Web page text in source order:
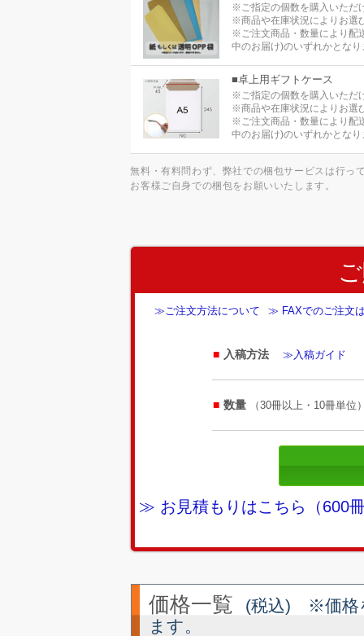
※ご指定の個数を購入いただ
※商品や在庫状況によりお選
※ご注文商品・数量により配
中のお届け)のいずれかとなり
■卓上用ギフトケース
※ご指定の個数を購入いただ
※商品や在庫状況によりお選
※ご注文商品・数量により配
中のお届け)のいずれかとなり
無料・有料問わず、弊社での梱包サービスは行っ
お客様ご自身での梱包をお願いいたします。
≫ご注文方法について ≫ FAXでのご注文
入稿方法 ≫入稿ガイド
数量 （30冊以上・10冊単位
≫ お見積もりはこちら（600
価格一覧
(税込) ※価格
ます。